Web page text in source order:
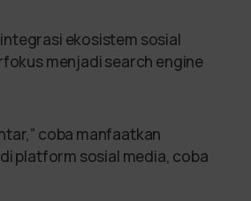
ekosistem sosial
menjadi search engine
coba manfaatkan
platform sosial media, coba